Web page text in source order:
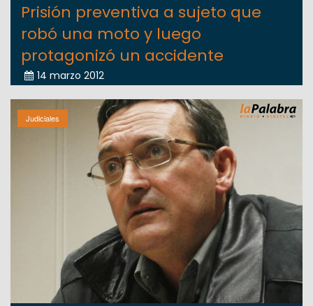
Prisión preventiva a sujeto que
robó una moto y luego
protagonizó un accidente
14 marzo 2012
Judiciales